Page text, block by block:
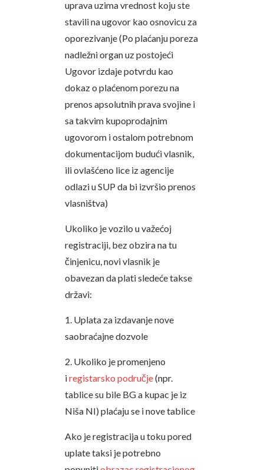
uprava uzima vrednost koju ste
stavili na ugovor kao osnovicu za
oporezivanje (Po plaćanju poreza
nadležni organ uz postojeći
Ugovor izdaje potvrdu kao
dokaz o plaćenom porezu na
prenos apsolutnih prava svojine i
sa takvim kupoprodajnim
ugovorom i ostalom potrebnom
dokumentacijom budući vlasnik,
ili ovlašćeno lice iz agencije
odlazi u SUP da bi izvršio prenos
vlasništva)
Ukoliko je vozilo u važećoj
registraciji, bez obzira na tu
činjenicu, novi vlasnik je
obavezan da plati sledeće takse
državi:
1. Uplata za izdavanje nove
saobraćajne dozvole
2. Ukoliko je promenjeno
iregistarsko područje(npr.
tablice su bile BG a kupac je iz
Niša NI) plaćaju se i nove tablice
Ako je registracija u toku pored
uplate taksi je potrebno